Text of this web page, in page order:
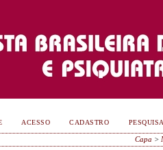
ACESSO CADASTRO PESQUISA
Capa >